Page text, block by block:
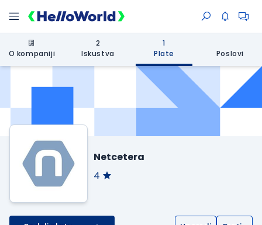
O kompaniji
2
Iskustva
1
Plate
Poslovi
Netcetera
4